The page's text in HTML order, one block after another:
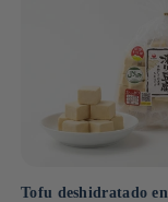
Tofu deshidratado